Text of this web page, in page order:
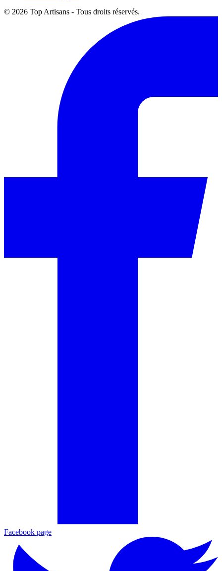
© 2026 Top Artisans - Tous droits réservés.
Facebook page